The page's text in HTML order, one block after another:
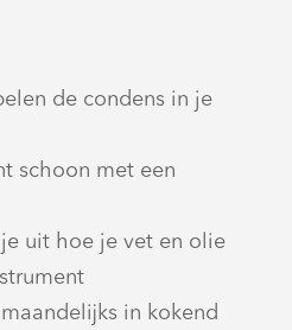
de condens in je
schoon met een
uit hoe je vet en olie
in kokend